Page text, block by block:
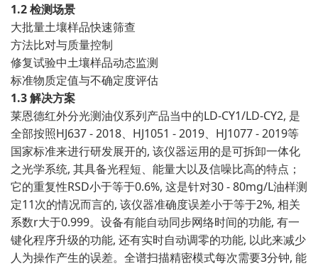
1.2 检测场景
大批量土壤样品快速筛查
方法比对与质量控制
修复试验中土壤样品动态监测
标准物质定值与不确定度评估
1.3 解决方案
莱恩德红外分光测油仪系列产品当中的LD-CY1/LD-CY2, 是
全部按照HJ637 - 2018、HJ1051 - 2019、HJ1077 - 2019等
国家标准来进行研发展开的, 该仪器运用的是可拆卸一体化
之光学系统, 其具备光程短、能量大以及信噪比高的特点；
它的重复性RSD小于等于0.6%, 这是针对30 - 80mg/L油样测
定11次的情况而言的, 该仪器准确度误差小于等于2%, 相关
系数r大于0.999。设备有能自动同步网络时间的功能, 有一
键化程序升级的功能, 还有实时自动调零的功能, 以此来减少
人为操作产生的误差。全谱扫描精密模式每次需要3分钟, 能